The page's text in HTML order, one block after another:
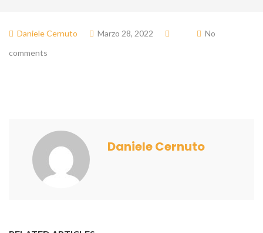
Daniele Cernuto Marzo 28, 2022
No
comments
Daniele Cernuto